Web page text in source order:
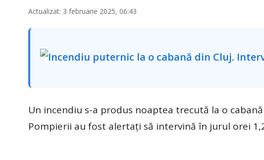
Actualizat: 3 februarie 2025, 06:43
Un incendiu s-a produs noaptea trecută la o
Pompierii au fost alertați să intervină în jurul orei